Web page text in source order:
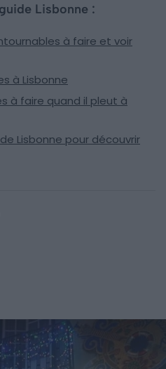
Lisbonne :
à faire et voir
à Lisbonne
à faire quand il pleut à
Lisbonne pour découvrir